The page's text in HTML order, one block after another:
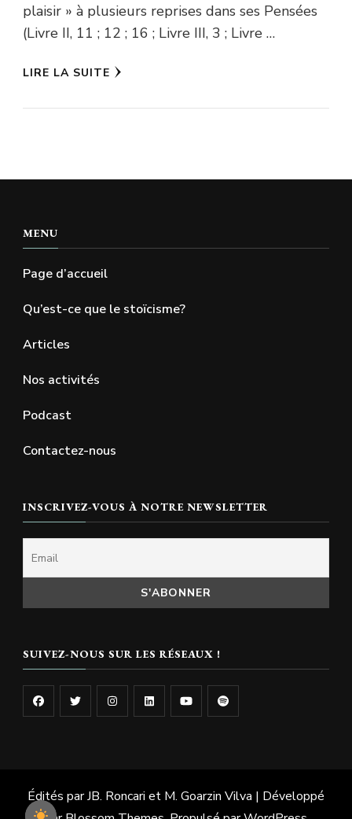
plaisir » à plusieurs reprises dans ses Pensées
(Livre II, 11 ; 12 ; 16 ; Livre III, 3 ; Livre …
LIRE LA SUITE
MENU
Page d’accueil
Qu’est-ce que le stoïcisme?
Articles
Nos activités
Podcast
Contactez-nous
INSCRIVEZ-VOUS À NOTRE NEWSLETTER
SUIVEZ-NOUS SUR LES RÉSEAUX !
Édités par JB. Roncari et M. Goarzin Vilva | Développé